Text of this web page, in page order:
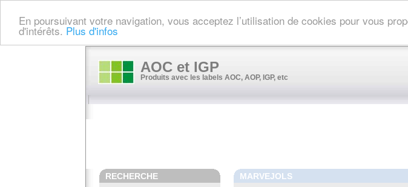
En poursuivant votre navigation, vous acceptez l’utilisation de cookies pour vous
d'intérêts. Plus d'infos
AOC et IGP
Produits avec les labels AOC, AOP, IGP, etc
RECHERCHE MARVEJOLS